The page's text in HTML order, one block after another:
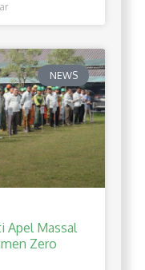
NEWS
Apel Massal
Zero